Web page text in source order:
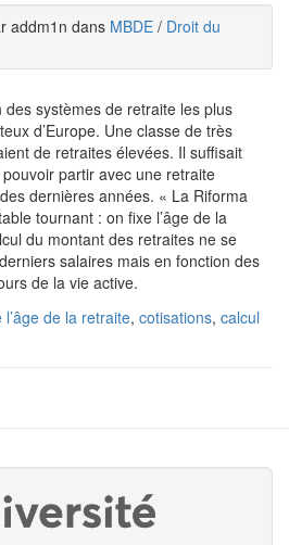
addm1n dans MBDE / Droit du
des systèmes de retraite les plus
d’Europe. Une classe de très
de retraites élevées. Il suffisait
partir avec une retraite
dernières années. « La Riforma
tournant : on fixe l’âge de la
du montant des retraites ne se
salaires mais en fonction des
de la vie active.
de la retraite, cotisations, calcul